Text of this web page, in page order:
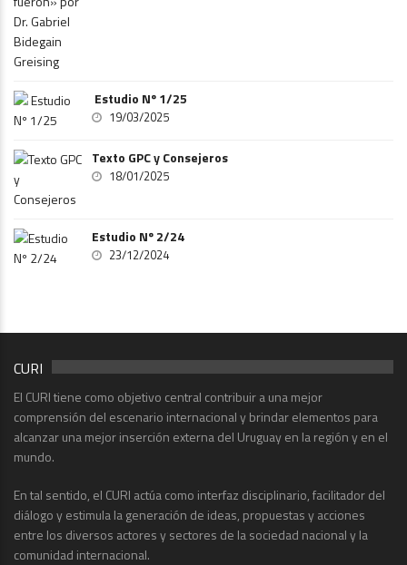
Estudio Nº 1/25
19/03/2025
Texto GPC y Consejeros
18/01/2025
Estudio Nº 2/24
23/12/2024
CURI
El CURI tiene como objetivo central contribuir a una mejor
comprensión del escenario internacional y brindar elementos para
alcanzar una mejor inserción externa del Uruguay en la región y en el
mundo.
En tal sentido, el CURI actúa como interfaz disciplinario, facilitador del
diálogo y estimula la generación de ideas, propuestas y acciones
entre los diversos actores y sectores de la sociedad nacional y la
comunidad internacional.